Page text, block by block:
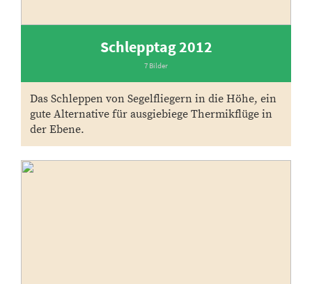
Schlepptag 2012
7 Bilder
Das Schleppen von Segelfliegern in die Höhe, ein
gute Alternative für ausgiebiege Thermikflüge in
der Ebene.